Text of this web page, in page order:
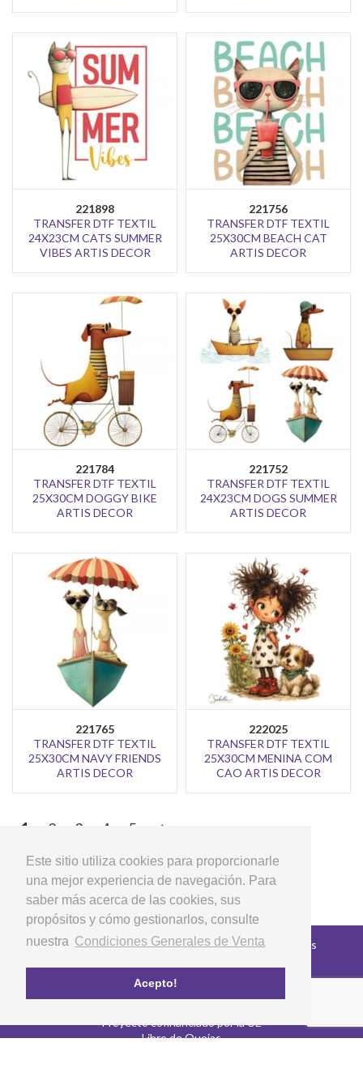
Este sitio utiliza cookies para proporcionarle
una mejor experiencia de navegación. Para
saber más acerca de las cookies, sus
propósitos y cómo gestionarlos, consulte
nuestra Condiciones Generales de Venta
Acepto!
221898
TRANSFER DTF TEXTIL
24X23CM CATS SUMMER
VIBES ARTIS DECOR
221756
TRANSFER DTF TEXTIL
25X30CM BEACH CAT
ARTIS DECOR
221784
TRANSFER DTF TEXTIL
25X30CM DOGGY BIKE
ARTIS DECOR
221752
TRANSFER DTF TEXTIL
24X23CM DOGS SUMMER
ARTIS DECOR
221765
TRANSFER DTF TEXTIL
25X30CM NAVY FRIENDS
ARTIS DECOR
222025
TRANSFER DTF TEXTIL
25X30CM MENINA COM
CAO ARTIS DECOR
1 2 3 4 5
Copyright © 2026 LG Arts Crafts Todos los derechos
Condiciones Generales de Venta
Preguntas Frecuentes
Proyecto cofinanciado por la UE
Libro de Quejas